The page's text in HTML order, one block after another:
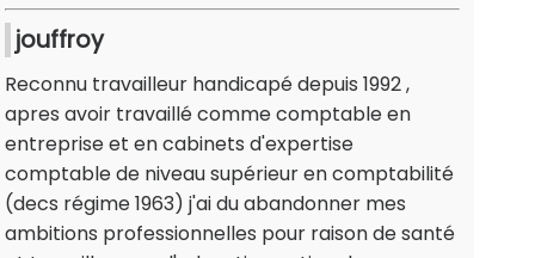
jouffroy
Reconnu travailleur handicapé depuis 1992 ,
apres avoir travaillé comme comptable en
entreprise et en cabinets d'expertise
comptable de niveau supérieur en comptabilité
(decs régime 1963) j'ai du abandonner mes
ambitions professionnelles pour raison de santé